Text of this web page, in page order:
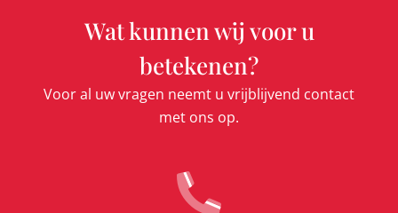
Wat kunnen wij voor u
betekenen?
Voor al uw vragen neemt u vrijblijvend contact
met ons op.